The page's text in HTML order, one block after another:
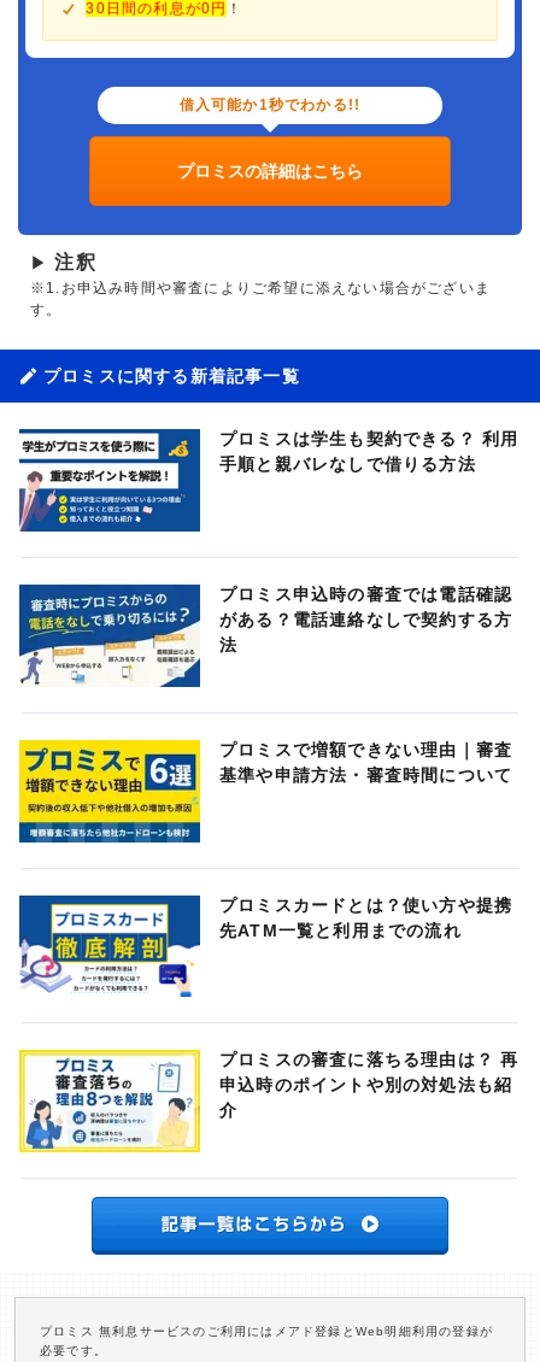
30日間の利息が0円 ！
借入可能か1秒でわかる!!
プロミスの詳細はこちら
▶ 注釈
※1.お申込み時間や審査によりご希望に添えない場合がございま
す。
プロミスに関する新着記事一覧
プロミスは学生も契約できる？ 利用
手順と親バレなしで借りる方法
プロミス申込時の審査では電話確認
がある？電話連絡なしで契約する方
法
プロミスで増額できない理由｜審査
基準や申請方法・審査時間について
プロミスカードとは？使い方や提携
先ATM一覧と利用までの流れ
プロミスの審査に落ちる理由は？ 再
申込時のポイントや別の対処法も紹
介
プロミス 無利息サービスのご利用にはメアド登録とWeb明細利用の登録が
必要です。